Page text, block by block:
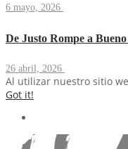
6 mayo, 2026
De Justo Rompe a
26 abril, 2026
Al utilizar nuestro sitio
Got it!